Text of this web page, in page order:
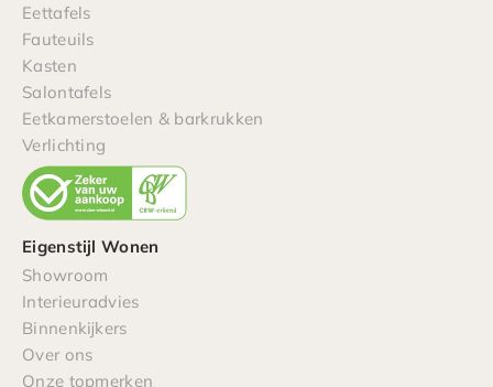
Eettafels
Fauteuils
Kasten
Salontafels
Eetkamerstoelen & barkrukken
Verlichting
Eigenstijl Wonen
Showroom
Interieuradvies
Binnenkijkers
Over ons
Onze topmerken